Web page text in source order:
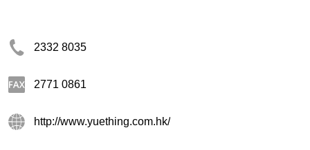
2332 8035
2771 0861
http://www.yuething.com.hk/